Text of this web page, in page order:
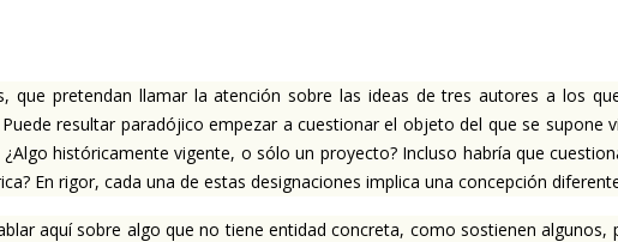
que pretendan llamar la atención sobre las ideas de tres autores a los
Puede resultar paradójico empezar a cuestionar el objeto del que se supone
¿Algo históricamente vigente, o sólo un proyecto? Incluso habría que
En rigor, cada una de estas designaciones implica una concepción
aquí sobre algo que no tiene entidad concreta, como sostienen